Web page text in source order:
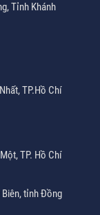
Tỉnh Khánh
TP.Hồ Chí
TP. Hồ Chí
Biên, tỉnh Đồng